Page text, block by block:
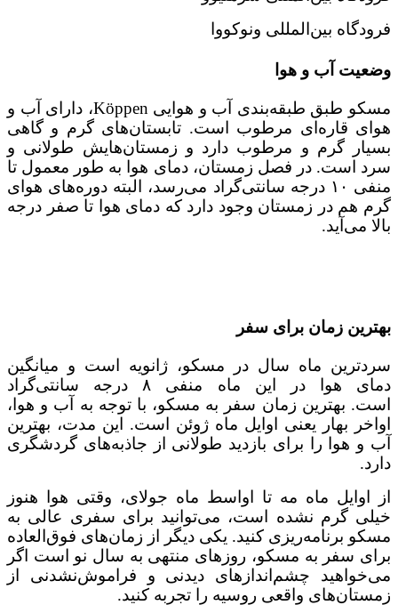
فرودگاه بین‌المللی ونوکووا
وضعیت آب‌ و‌ هوا
مسکو طبق طبقه‌بندی آب و هوایی Köppen، دارای آب و
هوای قاره‌ای مرطوب است. تابستان‌های گرم و گاهی
بسیار گرم و مرطوب دارد و زمستان‌هایش طولانی و
سرد است. در فصل زمستان، دمای هوا به طور معمول تا
منفی ۱۰ درجه سانتی‌گراد می‌رسد، البته دوره‌های هوای
گرم هم در زمستان وجود دارد که دمای هوا تا صفر درجه
بالا می‌آید.
بهترین زمان برای سفر
سردترین ماه سال در مسکو، ژانویه است و میانگین
دمای هوا در این ماه منفی ۸ درجه سانتی‌گراد
است. بهترین زمان سفر به مسکو، با توجه به آب و هوا،
اواخر بهار یعنی اوایل ماه ژوئن است. این مدت، بهترین
آب و هوا را برای بازدید طولانی از جاذبه‌های گردشگری
دارد.
از اوایل ماه مه تا اواسط ماه جولای، وقتی هوا هنوز
خیلی گرم نشده است، می‌توانید برای سفری عالی به
مسکو برنامه‌ریزی کنید. یکی دیگر از زمان‌های فوق‌العاده
برای سفر به مسکو، روزهای منتهی به سال نو است اگر
می‌خواهید چشم‌اندازهای دیدنی و فراموش‌نشدنی از
زمستان‌های واقعی روسیه را تجربه کنید.